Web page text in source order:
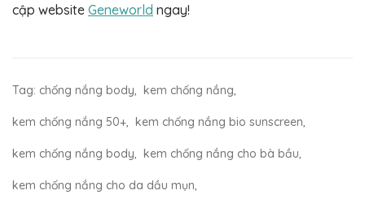
cập website Geneworld ngay!
Tag: chống nắng body, kem chống nắng,
kem chống nắng 50+, kem chống nắng bio sunscreen,
kem chống nắng body, kem chống nắng cho bà bầu,
kem chống nắng cho da dầu mụn,